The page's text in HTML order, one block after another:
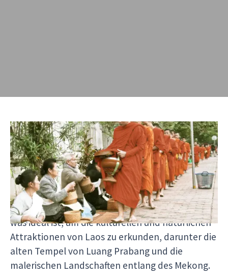
Laos ist ein Land, das das ganze Jahr über
besucht werden kann und zu jeder Jahreszeit
einzigartige Erlebnisse bietet. Die beliebteste
Reisezeit ist dieTrockenzeit, die vonNovember
bis Anfang Aprildauert. In diesen Monaten ist
das Wetter in der Regel sonnig und angenehm,
was ideal ist, um die kulturellen und natürlichen
Attraktionen von Laos zu erkunden, darunter die
alten Tempel von Luang Prabang und die
malerischen Landschaften entlang des Mekong.